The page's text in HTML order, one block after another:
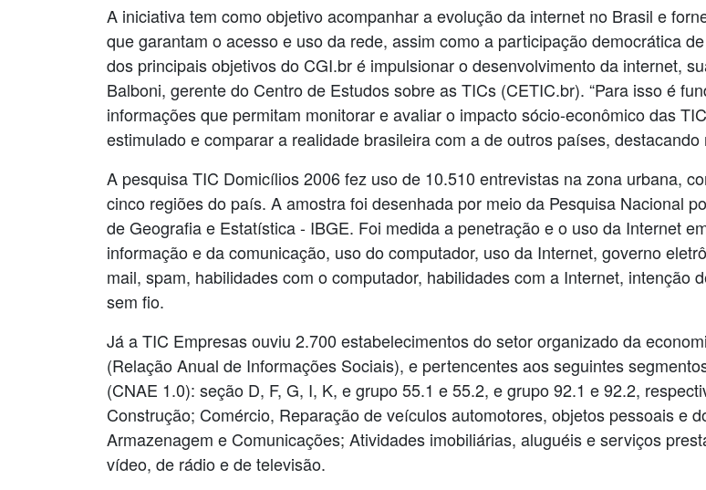
A iniciativa tem como objetivo acompanhar a evolução da internet no Brasil e
que garantam o acesso e uso da rede, assim como a participação democrática
dos principais objetivos do CGI.br é impulsionar o desenvolvimento da internet,
Balboni, gerente do Centro de Estudos sobre as TICs (CETIC.br). “Para isso é
informações que permitam monitorar e avaliar o impacto sócio-econômico das
estimulado e comparar a realidade brasileira com a de outros países, destacando
A pesquisa TIC Domicílios 2006 fez uso de 10.510 entrevistas na zona urbana,
cinco regiões do país. A amostra foi desenhada por meio da Pesquisa Nacional
de Geografia e Estatística - IBGE. Foi medida a penetração e o uso da Internet
informação e da comunicação, uso do computador, uso da Internet, governo
mail, spam, habilidades com o computador, habilidades com a Internet, intenção
sem fio.
Já a TIC Empresas ouviu 2.700 estabelecimentos do setor organizado da
(Relação Anual de Informações Sociais), e pertencentes aos seguintes
(CNAE 1.0): seção D, F, G, I, K, e grupo 55.1 e 55.2, e grupo 92.1 e 92.2,
Construção; Comércio, Reparação de veículos automotores, objetos pessoais e
Armazenagem e Comunicações; Atividades imobiliárias, aluguéis e serviços
vídeo, de rádio e de televisão.